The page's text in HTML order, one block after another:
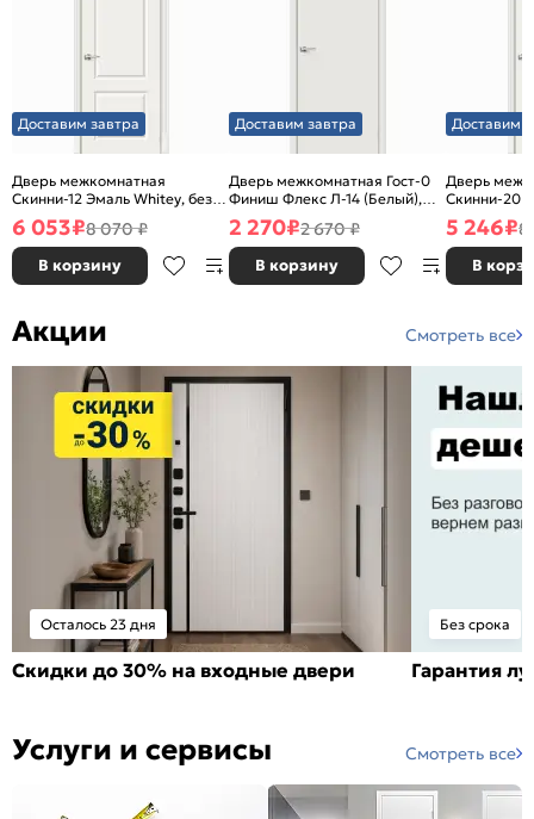
Доставим завтра
Дверь межкомнатная
Скинни-12 Эмаль Whitey, без
декора, глухая, без стекла,
без кромки, скиновая
6 053₽8 070 ₽
В корзину
Доставим завтра
Дверь межкомнатная Гост-0
Финиш Флекс Л-14 (Белый),
глухая, каркасно-щитовая
2 270₽2 670 ₽
В корзину
Доставим
Дверь
Скинни-20
декора,
без кромки,
5 246₽8
В
Акции Смотреть все
Осталось 23 дня
Скидки до 30% на входные двери
Без срока
Гарантия
Услуги и сервисы Смотреть все